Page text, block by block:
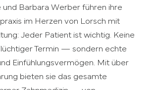
und Barbara Werber führen ihre
im Herzen von Lorsch mit
Jeder Patient ist wichtig. Keine
Termin — sondern echte
Einfühlungsvermögen. Mit über
bieten sie das gesamte